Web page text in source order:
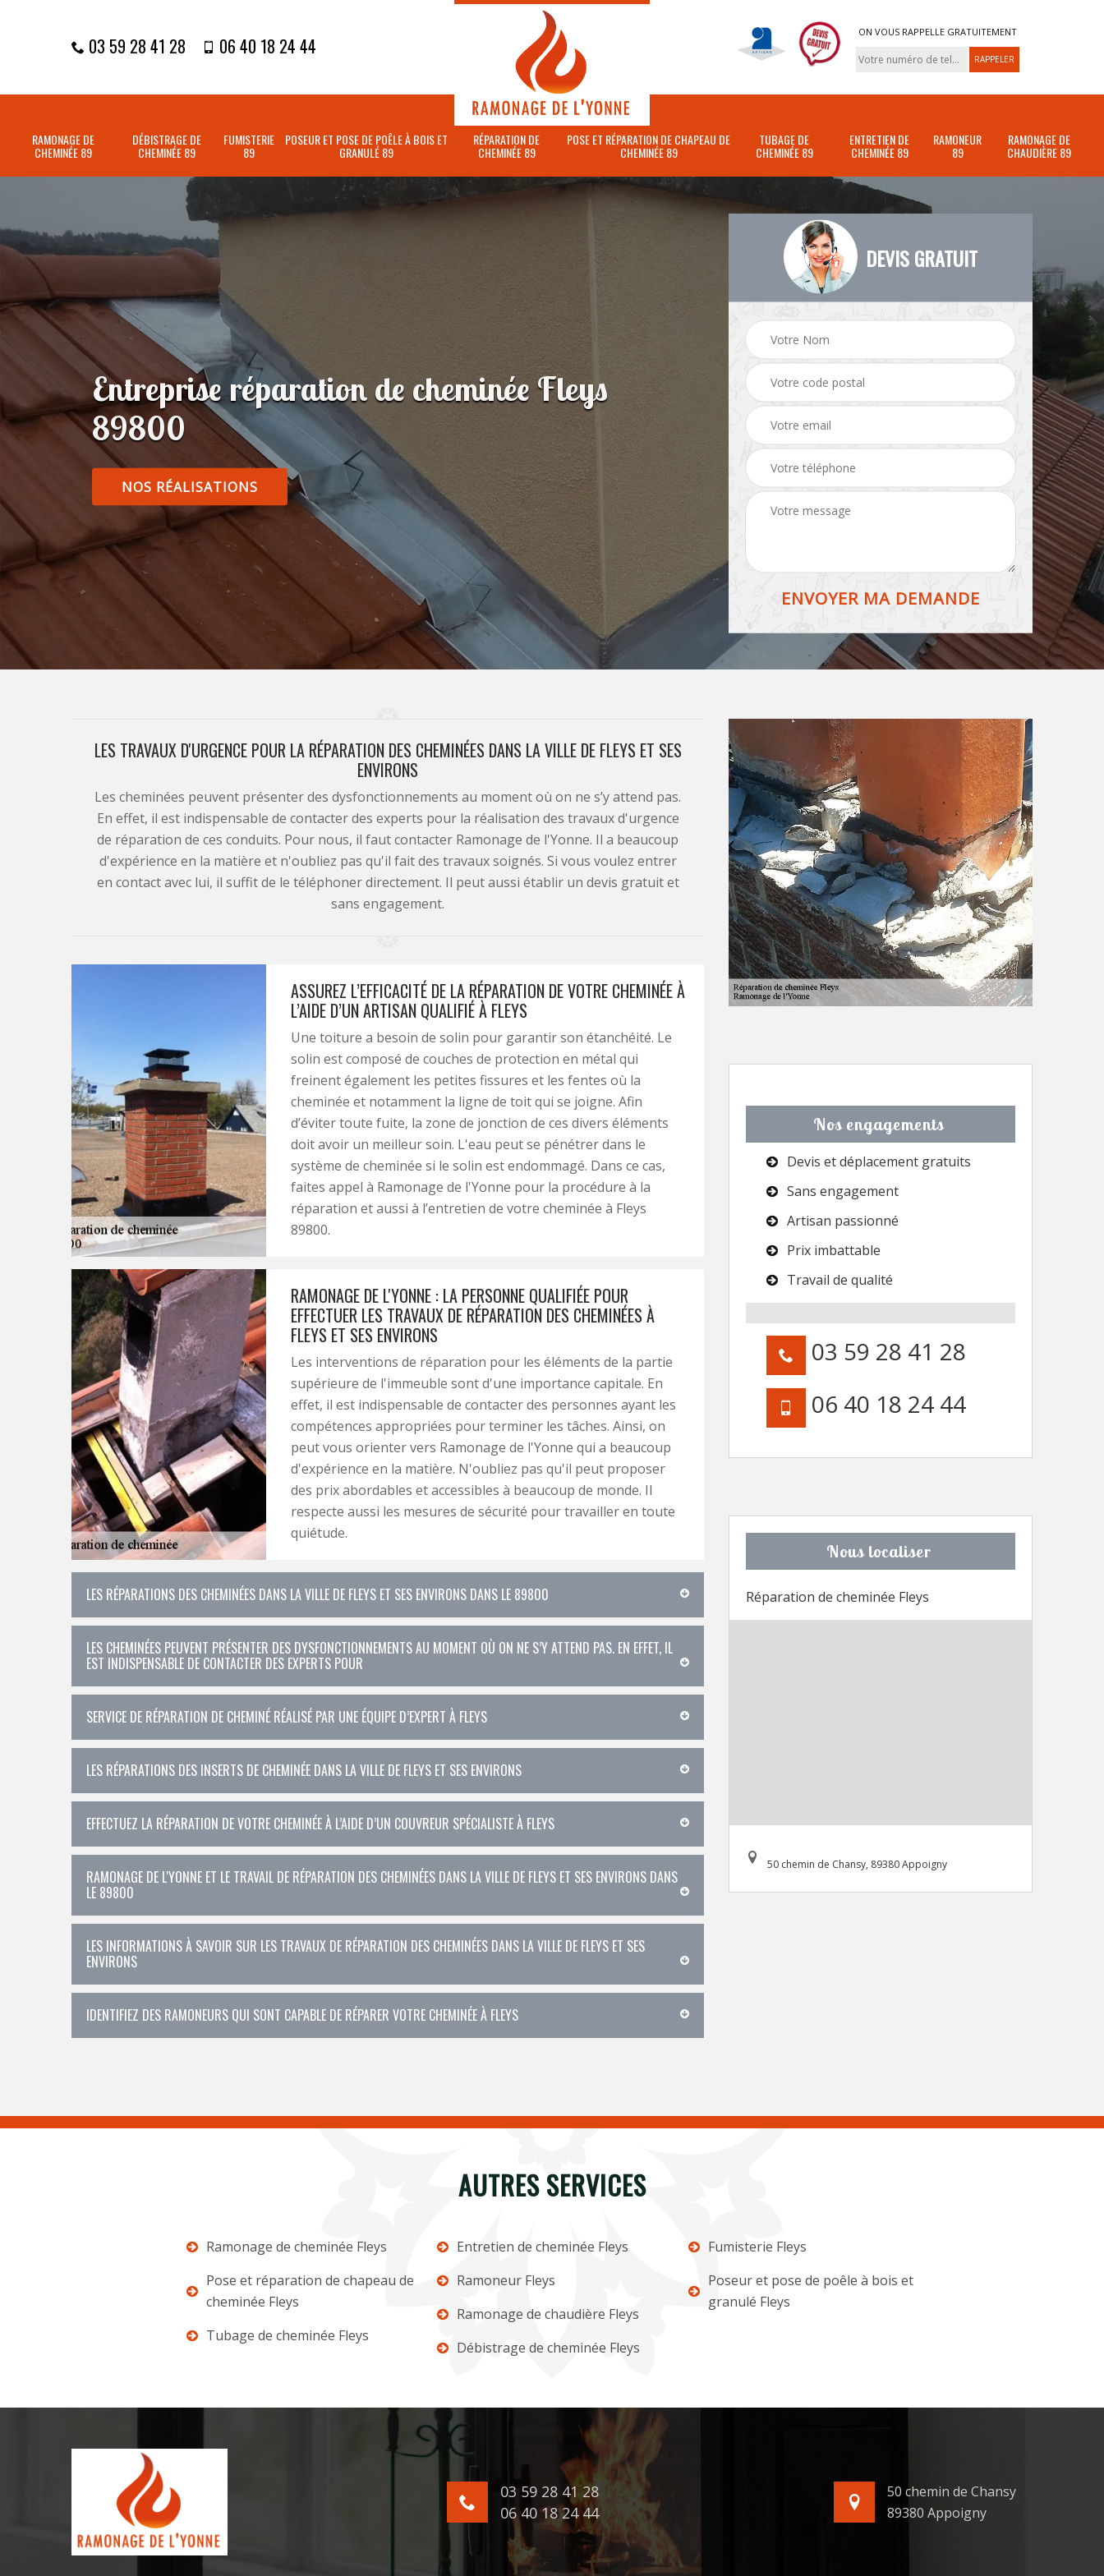
03 59 28 41 28 06 40 18 24 44
ON VOUS RAPPELLE GRATUITEMENT
RAMONAGE DE
CHEMINÉE 89
DÉBISTRAGE DE
CHEMINÉE 89
FUMISTERIE
89
POSEUR ET POSE DE POÊLE À BOIS ET
GRANULÉ 89
RÉPARATION DE
CHEMINÉE 89
POSE ET RÉPARATION DE CHAPEAU DE
CHEMINÉE 89
TUBAGE DE
CHEMINÉE 89
ENTRETIEN DE
CHEMINÉE 89
RAMONEUR
89
RAMONAGE DE
CHAUDIÈRE 89
Entreprise réparation de cheminée Fleys
89800
NOS RÉALISATIONS
DEVIS GRATUIT
LES TRAVAUX D'URGENCE POUR LA RÉPARATION DES CHEMINÉES DANS LA VILLE DE FLEYS ET SES
ENVIRONS
Les cheminées peuvent présenter des dysfonctionnements au moment où on ne s’y attend pas.
En effet, il est indispensable de contacter des experts pour la réalisation des travaux d'urgence
de réparation de ces conduits. Pour nous, il faut contacter Ramonage de l'Yonne. Il a beaucoup
d'expérience en la matière et n'oubliez pas qu'il fait des travaux soignés. Si vous voulez entrer
en contact avec lui, il suffit de le téléphoner directement. Il peut aussi établir un devis gratuit et
sans engagement.
ASSUREZ L’EFFICACITÉ DE LA RÉPARATION DE VOTRE CHEMINÉE À
L’AIDE D’UN ARTISAN QUALIFIÉ À FLEYS
Une toiture a besoin de solin pour garantir son étanchéité. Le
solin est composé de couches de protection en métal qui
freinent également les petites fissures et les fentes où la
cheminée et notamment la ligne de toit qui se joigne. Afin
d’éviter toute fuite, la zone de jonction de ces divers éléments
doit avoir un meilleur soin. L'eau peut se pénétrer dans le
système de cheminée si le solin est endommagé. Dans ce cas,
faites appel à Ramonage de l'Yonne pour la procédure à la
réparation et aussi à l’entretien de votre cheminée à Fleys
89800.
RAMONAGE DE L'YONNE : LA PERSONNE QUALIFIÉE POUR
EFFECTUER LES TRAVAUX DE RÉPARATION DES CHEMINÉES À
FLEYS ET SES ENVIRONS
Les interventions de réparation pour les éléments de la partie
supérieure de l'immeuble sont d'une importance capitale. En
effet, il est indispensable de contacter des personnes ayant les
compétences appropriées pour terminer les tâches. Ainsi, on
peut vous orienter vers Ramonage de l'Yonne qui a beaucoup
d'expérience en la matière. N'oubliez pas qu'il peut proposer
des prix abordables et accessibles à beaucoup de monde. Il
respecte aussi les mesures de sécurité pour travailler en toute
quiétude.
LES RÉPARATIONS DES CHEMINÉES DANS LA VILLE DE FLEYS ET SES ENVIRONS DANS LE 89800
LES CHEMINÉES PEUVENT PRÉSENTER DES DYSFONCTIONNEMENTS AU MOMENT OÙ ON NE S’Y ATTEND PAS. EN EFFET, IL
EST INDISPENSABLE DE CONTACTER DES EXPERTS POUR
SERVICE DE RÉPARATION DE CHEMINÉ RÉALISÉ PAR UNE ÉQUIPE D’EXPERT À FLEYS
LES RÉPARATIONS DES INSERTS DE CHEMINÉE DANS LA VILLE DE FLEYS ET SES ENVIRONS
EFFECTUEZ LA RÉPARATION DE VOTRE CHEMINÉE À L’AIDE D’UN COUVREUR SPÉCIALISTE À FLEYS
RAMONAGE DE L'YONNE ET LE TRAVAIL DE RÉPARATION DES CHEMINÉES DANS LA VILLE DE FLEYS ET SES ENVIRONS DANS
LE 89800
LES INFORMATIONS À SAVOIR SUR LES TRAVAUX DE RÉPARATION DES CHEMINÉES DANS LA VILLE DE FLEYS ET SES
ENVIRONS
IDENTIFIEZ DES RAMONEURS QUI SONT CAPABLE DE RÉPARER VOTRE CHEMINÉE À FLEYS
Nos engagements
Devis et déplacement gratuits
Sans engagement
Artisan passionné
Prix imbattable
Travail de qualité
03 59 28 41 28
06 40 18 24 44
Nous localiser
Réparation de cheminée Fleys
50 chemin de Chansy, 89380 Appoigny
AUTRES SERVICES
Ramonage de cheminée Fleys
Pose et réparation de chapeau de
cheminée Fleys
Tubage de cheminée Fleys
Entretien de cheminée Fleys
Ramoneur Fleys
Ramonage de chaudière Fleys
Débistrage de cheminée Fleys
Fumisterie Fleys
Poseur et pose de poêle à bois et
granulé Fleys
03 59 28 41 28
06 40 18 24 44
50 chemin de Chansy
89380 Appoigny